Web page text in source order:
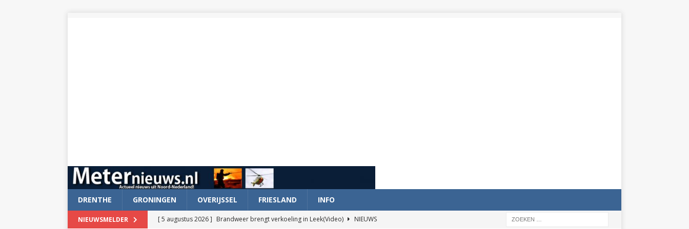
DRENTHE GRONINGEN OVERIJSSEL FRIESLAND INFO
NIEUWSMELDER [ 5 augustus 2026 ] Brandweer brengt verkoeling in Leek(Video)
NIEUWS